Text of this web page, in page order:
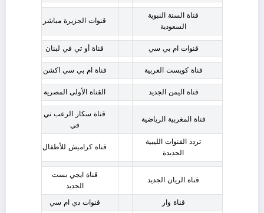
قناة السنة النبوية
السعودية
قنوات الجزيرة مباشر
قنوات ام بي سي قناة أو تي في لبنان
قناة كويست العربية قناة ام بي سي اكشن
قناة اليمن الجديد القناة الأولى المصرية
قناة المغربية الرياضية
قناة سكار الرعب تي
في
تردد القنوات الليبية
الجديدة
قناة كراميش للأطفال
قناة الريان الجديد
قناة ايجي بست
الجديد
قناة وار
قنوات دي ام سي